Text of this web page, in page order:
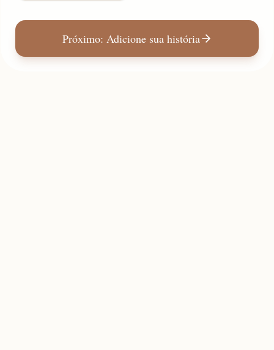
Próximo: Adicione sua história